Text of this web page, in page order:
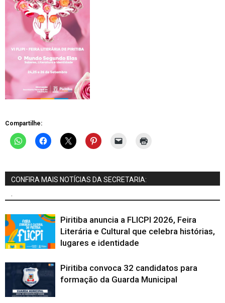
Compartilhe:
CONFIRA MAIS NOTÍCIAS DA SECRETARIA:
.
Piritiba anuncia a FLICPI 2026, Feira
Literária e Cultural que celebra histórias,
lugares e identidade
Piritiba convoca 32 candidatos para
formação da Guarda Municipal